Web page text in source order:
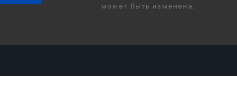
может быть изменена.